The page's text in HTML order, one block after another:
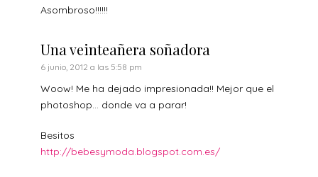
Asombroso!!!!!!
Una veinteañera soñadora
6 junio, 2012 a las 5:58 pm
Woow! Me ha dejado impresionada!! Mejor que el
photoshop… donde va a parar!
Besitos
http://bebesymoda.blogspot.com.es/